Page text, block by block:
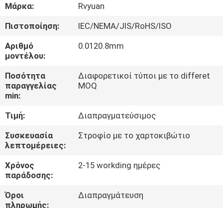
ΓΎΡΟΣ
ΕΡΓΟΣΤΑΣΊΩΝ
ΠΟΙΟΤΙΚΌΣ
ΈΛΕΓΧΟΣ
ΜΑΣ
ΕΛΆΤΕ
ΣΕ
ΕΠΑΦΉ
ΜΕ
Μάρκα:
Rvyuan
Πιστοποίηση:
IEC/NEMA/JIS/RoHS/ISO
Αριθμό
μοντέλου:
0.0120.8mm
Ποσότητα
παραγγελίας
min:
Διαφορετικοί τύποι με το differet
MOQ
Τιμή:
Διαπραγματεύσιμος
Συσκευασία
λεπτομέρειες:
Στροφίο με το χαρτοκιβώτιο
Χρόνος
παράδοσης:
2-15 workding ημέρες
Όροι
πληρωμής:
Διαπραγμάτευση